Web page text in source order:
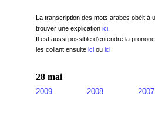
La transcription des mots arabes obéit à
trouver une explication ici.
Il est aussi possible d'entendre la
les collant ensuite iciou ici
28 mai
2009 2008 2007